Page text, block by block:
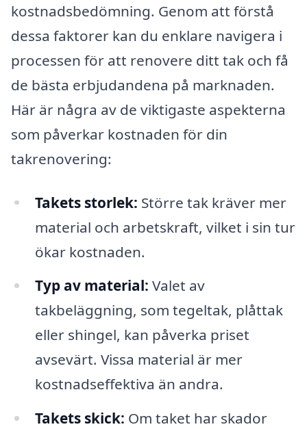
kostnadsbedömning. Genom att förstå
dessa faktorer kan du enklare navigera i
processen för att renovere ditt tak och få
de bästa erbjudandena på marknaden.
Här är några av de viktigaste aspekterna
som påverkar kostnaden för din
takrenovering:
Takets storlek: Större tak kräver mer
material och arbetskraft, vilket i sin tur
ökar kostnaden.
Typ av material: Valet av
takbeläggning, som tegeltak, plåttak
eller shingel, kan påverka priset
avsevärt. Vissa material är mer
kostnadseffektiva än andra.
Takets skick: Om taket har skador